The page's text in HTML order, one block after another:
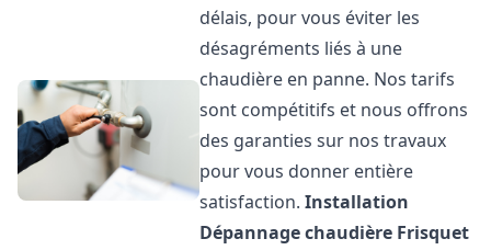
délais, pour vous éviter les
désagréments liés à une
chaudière en panne. Nos tarifs
sont compétitifs et nous offrons
des garanties sur nos travaux
pour vous donner entière
satisfaction.Installation
Dépannage chaudière Frisquet